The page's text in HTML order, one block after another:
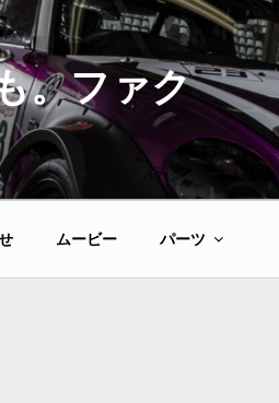
。ファク
ムービー パーツ